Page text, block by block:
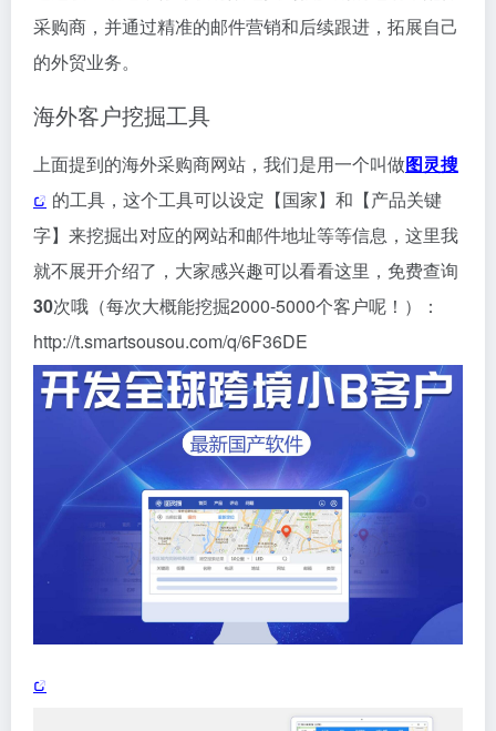
采购商，并通过精准的邮件营销和后续跟进，拓展自己
的外贸业务。
海外客户挖掘工具
上面提到的海外采购商网站，我们是用一个叫做图灵搜
的工具，这个工具可以设定【国家】和【产品关键
字】来挖掘出对应的网站和邮件地址等等信息，这里我
就不展开介绍了，大家感兴趣可以看看这里，免费查询
30次哦（每次大概能挖掘2000-5000个客户呢！）：
http://t.smartsousou.com/q/6F36DE